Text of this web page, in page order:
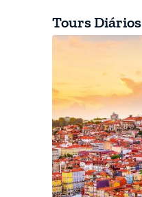
Tours Diários